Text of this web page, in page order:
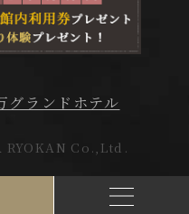
グランドホテル
Co.,Ltd.